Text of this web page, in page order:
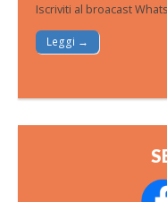
Iscriviti al broacast
Leggi →